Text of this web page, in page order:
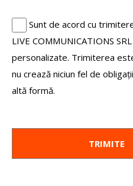
Sunt de acord cu
LIVE COMMUNICATIONS
personalizate. Trimiterea
nu crează niciun fel de
altă formă.